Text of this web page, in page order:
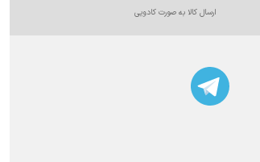
ارسال کالا به صورت کادویی